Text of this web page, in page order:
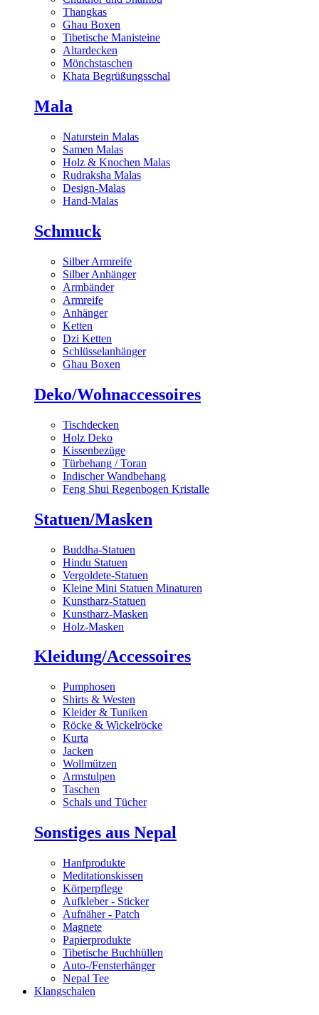
Thangkas
Ghau Boxen
Tibetische Manisteine
Altardecken
Mönchstaschen
Khata Begrüßungsschal
Mala
Naturstein Malas
Samen Malas
Holz & Knochen Malas
Rudraksha Malas
Design-Malas
Hand-Malas
Schmuck
Silber Armreife
Silber Anhänger
Armbänder
Armreife
Anhänger
Ketten
Dzi Ketten
Schlüsselanhänger
Ghau Boxen
Deko/Wohnaccessoires
Tischdecken
Holz Deko
Kissenbezüge
Türbehang / Toran
Indischer Wandbehang
Feng Shui Regenbogen Kristalle
Statuen/Masken
Buddha-Statuen
Hindu Statuen
Vergoldete-Statuen
Kleine Mini Statuen Minaturen
Kunstharz-Statuen
Kunstharz-Masken
Holz-Masken
Kleidung/Accessoires
Pumphosen
Shirts & Westen
Kleider & Tuniken
Röcke & Wickelröcke
Kurta
Jacken
Wollmützen
Armstulpen
Taschen
Schals und Tücher
Sonstiges aus Nepal
Hanfprodukte
Meditationskissen
Körperpflege
Aufkleber - Sticker
Aufnäher - Patch
Magnete
Papierprodukte
Tibetische Buchhüllen
Auto-/Fensterhänger
Nepal Tee
Klangschalen